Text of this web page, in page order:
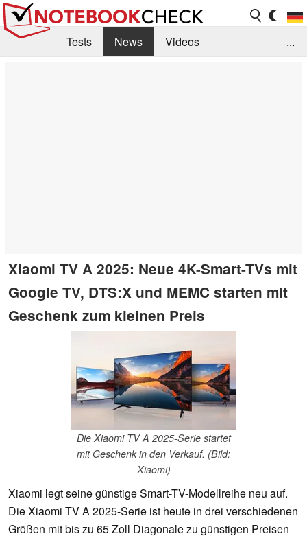
Tests News
Videos
...
Xiaomi TV A 2025: Neue 4K-Smart-TVs mit
Google TV, DTS:X und MEMC starten mit
Geschenk zum kleinen Preis
Die Xiaomi TV A 2025-Serie startet
mit Geschenk in den Verkauf. (Bild:
Xiaomi)
Xiaomi legt seine günstige Smart-TV-Modellreihe neu auf.
Die Xiaomi TV A 2025-Serie ist heute in drei verschiedenen
Größen mit bis zu 65 Zoll Diagonale zu günstigen Preisen